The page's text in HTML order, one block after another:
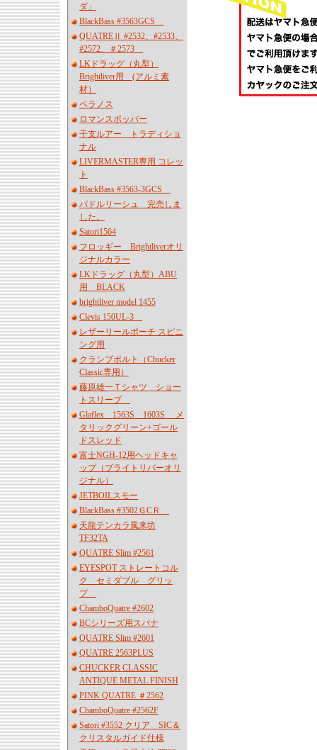
ダ」
BlackBass #3563GCS
QUATREⅡ #2532、#2533、
#2572、＃2573
LKドラッグ（丸型）
Brightliver用 (アルミ素
材）
ペラノス
ロマンスポッパー
干支ルアー トラディショ
ナル
LIVERMASTER専用 コレッ
ト
BlackBass #3563-3GCS
パドルリーシュ 完売しま
した。
Satori1564
フロッギー Brightliverオリ
ジナルカラー
LKドラッグ（丸型）ABU
用 BLACK
brightliver model 1455
Clevis 150UL-3
レザーリールポーチ スピニ
ング用
クランプボルト（Chucker
Classic専用）
藤原雄一Ｔシャツ ショー
トスリーブ
Glaflex 1563S 1603S メ
タリックグリーン+ゴール
ドスレッド
富士NGH-12用ヘッドキャ
ップ（ブライトリバーオリ
ジナル）
JETBOILスモー
BlackBass #3502ＧCＲ
天龍テンカラ風来坊
TF32TA
QUATRE Slim #2561
EYESPOT ストレートコル
ク セミダブル グリッ
プ
ChamboQuatre #2602
BCシリーズ用スパナ
QUATRE Slim #2601
QUATRE 2563PLUS
CHUCKER CLASSIC
ANTIQUE METAL FINISH
PINK QUATRE ＃2562
ChamboQuatre #2562F
Satori #3552 クリア SIC＆
クリスタルガイド仕様